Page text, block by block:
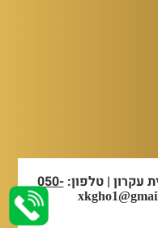
עקרון | טלפון:050-